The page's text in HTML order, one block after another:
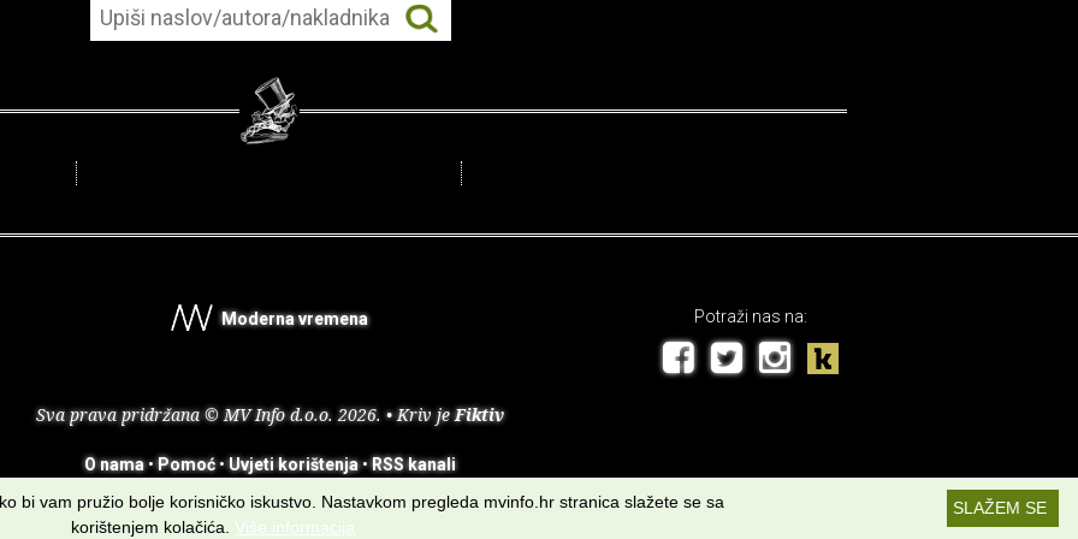
Moderna vremena
Sva prava pridržana © MV Info d.o.o. 2026. • Kriv jeFiktiv
O nama•Pomoć•Uvjeti korištenja•RSS kanali
Potraži nas na:
SLAŽEM SE
bi vam pružio bolje korisničko iskustvo. Nastavkom pregleda mvinfo.hr stranica slažete se sa
korištenjem kolačića. Više informacija